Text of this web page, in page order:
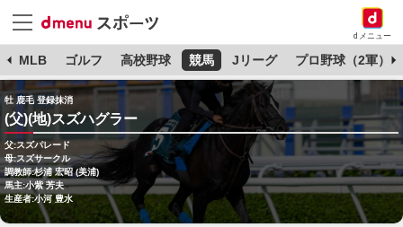
dメニュー
MLB ゴルフ 高校野球 競馬 Jリーグ プロ野球（2軍）
牡 鹿毛 登録抹消
(父)(地)スズハグラー
父:スズパレード
母:スズサークル
調教師:杉浦 宏昭 (美浦)
馬主:小紫 芳夫
生産者:小河 豊水